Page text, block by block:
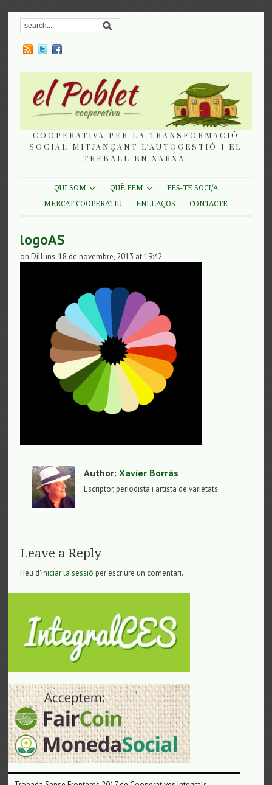
COOPERATIVA PER LA TRANSFORMACIÓ
SOCIAL MITJANÇANT L'AUTOGESTIÓ I EL
TREBALL EN XARXA.
QUI SOM QUÈ FEM
FES-TE SOCI/A
MERCAT COOPERATIU
ENLLAÇOS CONTACTE
logoAS
on Dilluns, 18 de novembre, 2013 at 19:42
Author:Xavier Borràs
Escriptor, periodista i artista de varietats.
Leave a Reply
Heu d'iniciar la sessió per escriure un comentari.